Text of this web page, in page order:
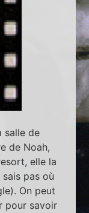
salle de
de Noah,
elle la
pas où
On peut
pour savoir